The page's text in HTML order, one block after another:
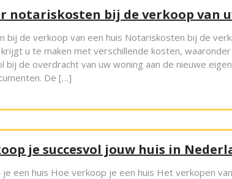
notariskosten bij de verkoop van
bij de verkoop van een huis Notariskosten bij de
u te maken met verschillende kosten,
bij de overdracht van uw woning aan de nieuwe
De […]
je succesvol jouw huis in
een huis Hoe verkoop je een huis Het verkopen